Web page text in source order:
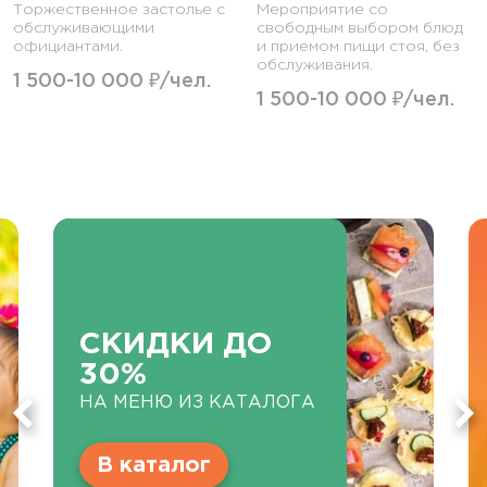
Торжественное застолье с
обслуживающими
официантами.
1 500-10 000 ₽/чел.
Мероприятие со
свободным выбором блюд
и приемом пищи стоя, без
обслуживания.
1 500-10 000 ₽/чел.
СКИДКИ ДО
30%
НА МЕНЮ ИЗ КАТАЛОГА
В каталог